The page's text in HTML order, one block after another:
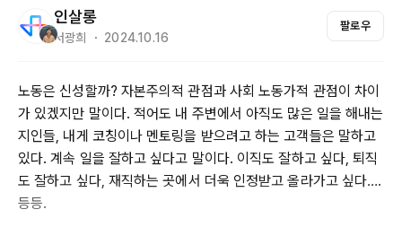
인살롱
서광희 ・ 2024.10.16
팔로우
노동은 신성할까? 자본주의적 관점과 사회 노동가적 관점이 차이
가 있겠지만 말이다. 적어도 내 주변에서 아직도 많은 일을 해내는
지인들, 내게 코칭이나 멘토링을 받으려고 하는 고객들은 말하고
있다. 계속 일을 잘하고 싶다고 말이다. 이직도 잘하고 싶다, 퇴직
도 잘하고 싶다, 재직하는 곳에서 더욱 인정받고 올라가고 싶다….
등등.